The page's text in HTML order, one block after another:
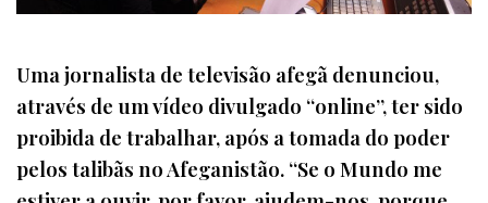
Uma jornalista de televisão afegã denunciou,
através de um vídeo divulgado “online”, ter sido
proibida de trabalhar, após a tomada do poder
pelos talibãs no Afeganistão. “Se o Mundo me